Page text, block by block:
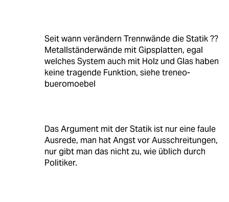
Seit wann verändern Trennwände die Statik ??
Metallständerwände mit Gipsplatten, egal
welches System auch mit Holz und Glas haben
keine tragende Funktion, siehe treneo-
bueromoebel
Das Argument mit der Statik ist nur eine faule
Ausrede, man hat Angst vor Ausschreitungen,
nur gibt man das nicht zu, wie üblich durch
Politiker.